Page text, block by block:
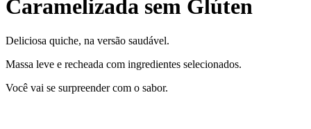
Caramelizada sem Glúten
Deliciosa quiche, na versão saudável.
Massa leve e recheada com ingredientes selecionados.
Você vai se surpreender com o sabor.